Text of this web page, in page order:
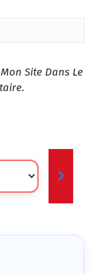
Site Dans Le